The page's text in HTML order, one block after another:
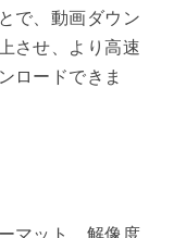
で、動画ダウン
させ、より高速
ロードできま
マット、解像度